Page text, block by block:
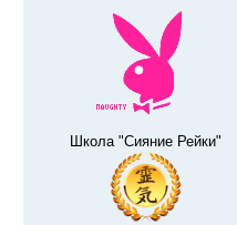
Школа "Сияние Рейки"